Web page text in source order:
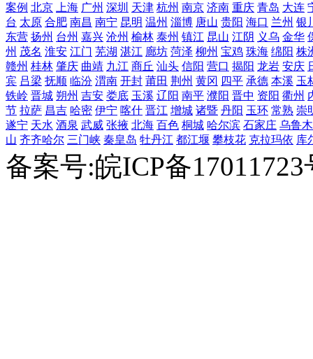
案例 北京 上海 广州 深圳 天津 杭州 南京 济南 重庆 青岛 大连
台 太原 合肥 南昌 南宁 昆明 温州 淄博 唐山 贵阳 海口 兰州 银
东营 扬州 台州 嘉兴 沧州 榆林 泰州 镇江 昆山 江阴 义乌 金华
州 茂名 淮安 江门 芜湖 湛江 廊坊 菏泽 柳州 宝鸡 珠海 绵阳 株
赣州 桂林 肇庆 曲靖 九江 商丘 汕头 信阳 营口 揭阳 龙岩 安庆
宾 吕梁 抚顺 临汾 渭南 开封 莆田 荆州 黄冈 四平 承德 本溪 玉
铁岭 晋城 朔州 吉安 娄底 玉溪 辽阳 南平 濮阳 晋中 资阳 衢州
节 拉萨 昌吉 哈密 伊宁 喀什 晋江 增城 诸暨 丹阳 玉环 常熟 崇
遂宁 天水 酒泉 武威 张掖 北海 百色 桐城 哈尔滨 石家庄 乌鲁
山 齐齐哈尔 三门峡 秦皇岛 牡丹江 都江堰 攀枝花 克拉玛依 库
备案号:皖ICP备